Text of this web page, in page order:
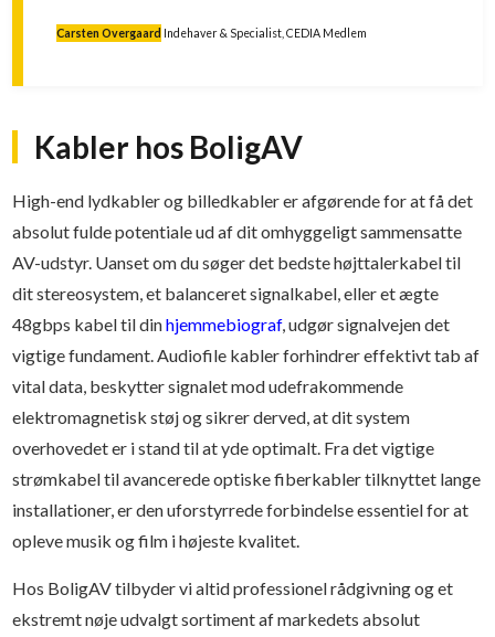
Carsten Overgaard Indehaver & Specialist, CEDIA Medlem
Kabler hos BoligAV
High-end lydkabler og billedkabler er afgørende for at få det
absolut fulde potentiale ud af dit omhyggeligt sammensatte
AV-udstyr. Uanset om du søger det bedste højttalerkabel til
dit stereosystem, et balanceret signalkabel, eller et ægte
48gbps kabel til dinhjemmebiograf, udgør signalvejen det
vigtige fundament. Audiofile kabler forhindrer effektivt tab af
vital data, beskytter signalet mod udefrakommende
elektromagnetisk støj og sikrer derved, at dit system
overhovedet er i stand til at yde optimalt. Fra det vigtige
strømkabel til avancerede optiske fiberkabler tilknyttet lange
installationer, er den uforstyrrede forbindelse essentiel for at
opleve musik og film i højeste kvalitet.
Hos BoligAV tilbyder vi altid professionel rådgivning og et
ekstremt nøje udvalgt sortiment af markedets absolut